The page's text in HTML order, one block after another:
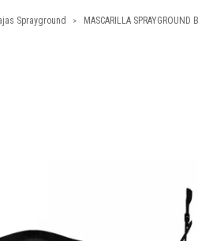
Sprayground MASCARILLA SPRAYGROUND